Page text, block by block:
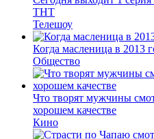
ТНТ
Телешоу
Когда масленица в 2013
Общество
Что творят мужчины
хорошем качестве
Кино